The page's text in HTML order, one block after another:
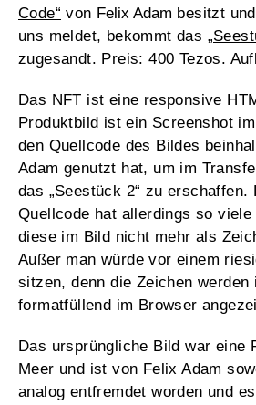
Code“ von Felix Adam besitzt
uns meldet, bekommt das
zugesandt. Preis: 400 Tezos.
Das NFT ist eine responsive
Produktbild ist ein Screenshot
den Quellcode des Bildes
Adam genutzt hat, um im
das „Seestück 2“ zu erschaffen.
Quellcode hat allerdings so viele
diese im Bild nicht mehr als
Außer man würde vor einem
sitzen, denn die Zeichen werden
formatfüllend im Browser
Das ursprüngliche Bild war eine
Meer und ist von Felix Adam
analog entfremdet worden und